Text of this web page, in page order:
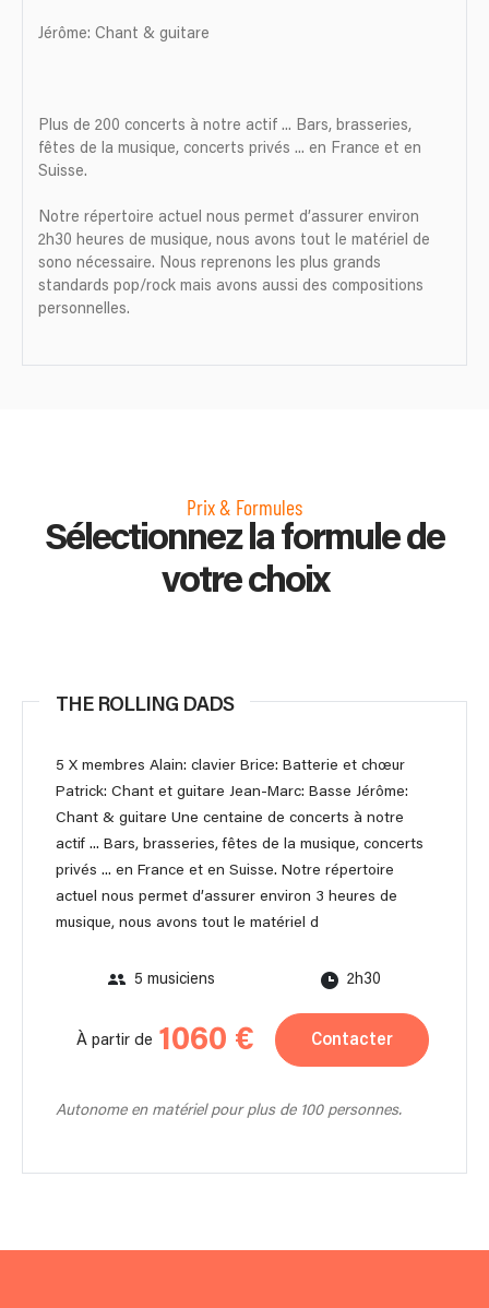
Jérôme: Chant & guitare
Plus de 200 concerts à notre actif ... Bars, brasseries,
fêtes de la musique, concerts privés ... en France et en
Suisse.
Notre répertoire actuel nous permet d’assurer environ
2h30 heures de musique, nous avons tout le matériel de
sono nécessaire. Nous reprenons les plus grands
standards pop/rock mais avons aussi des compositions
personnelles.
Prix & Formules
Sélectionnez la formule de
votre choix
THE ROLLING DADS
5 X membres Alain: clavier Brice: Batterie et chœur
Patrick: Chant et guitare Jean-Marc: Basse Jérôme:
Chant & guitare Une centaine de concerts à notre
actif ... Bars, brasseries, fêtes de la musique, concerts
privés ... en France et en Suisse. Notre répertoire
actuel nous permet d’assurer environ 3 heures de
musique, nous avons tout le matériel d
5 musiciens 2h30
À partir de 1060 € Contacter
Autonome en matériel pour plus de 100 personnes.